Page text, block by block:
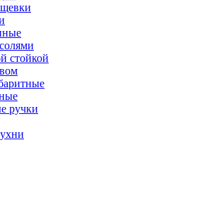
стойкой
ручки